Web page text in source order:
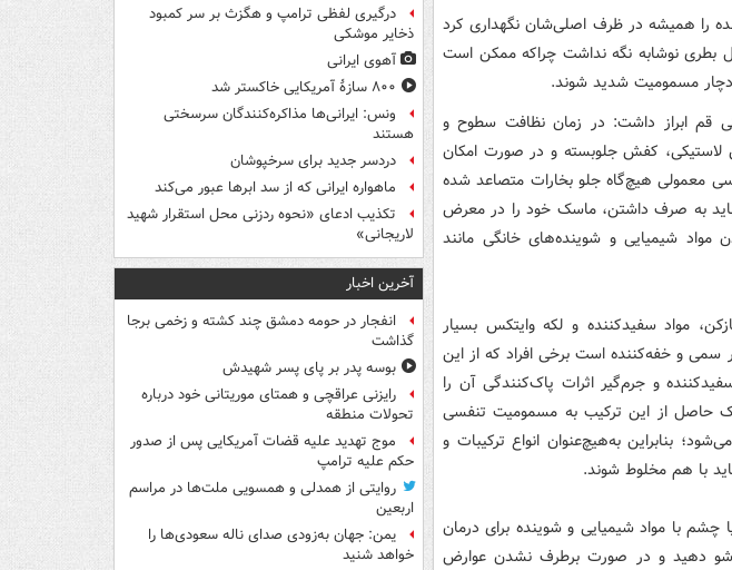
را همیشه در ظرف اصلی‌شان نگهداری کرد
بطری نوشابه نگه نداشت چراکه ممکن است
دچار مسمومیت شدید شوند.
قم ابراز داشت: در زمان نظافت سطوح و
لاستیکی، کفش جلوبسته و در صورت امکان
معمولی هیچ‌گاه جلو بخارات متصاعد شده
نباید به صرف داشتن، ماسک خود را در معرض
مواد شیمیایی و شوینده‌های خانگی مانند
مواد سفیدکننده و لکه وایتکس بسیار
و خفه‌کننده است برخی افراد که از این
و جرم‌گیر اثرات پاک‌کنندگی آن را
حاصل از این ترکیب به مسمومیت تنفسی
بنابراین به‌هیچ‌عنوان انواع ترکیبات و
با هم مخلوط شوند.
با مواد شیمیایی و شوینده برای درمان
دهید و در صورت برطرف نشدن عوارض
درگیری لفظی ترامپ و هگزث بر سر کمبود
ذخایر موشکی
آهوی ایرانی
۸۰۰ سازۀ آمریکایی خاکستر شد
ونس: ایرانی‌ها مذاکره‌کنندگان سرسختی
هستند
دردسر جدید برای سرخپوشان
ماهواره ایرانی که از سد ابرها عبور می‌کند
تکذیب ادعای «نحوه ردزنی محل استقرار شهید
لاریجانی»
آخرین اخبار
انفجار در حومه دمشق چند کشته و زخمی برجا
گذاشت
بوسه‌ پدر بر پای پسر شهیدش
رایزنی عراقچی و همتای موریتانی خود درباره
تحولات منطقه
موج تهدید علیه قضات آمریکایی پس از صدور
حکم علیه ترامپ
روایتی از همدلی و همسویی ملت‌ها در مراسم
اربعین
یمن: جهان به‌زودی صدای ناله سعودی‌ها را
خواهد شنید